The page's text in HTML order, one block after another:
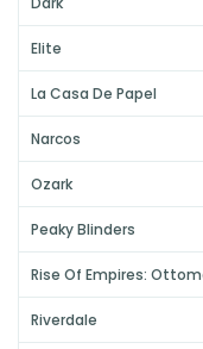
Elite
La Casa De Papel
Narcos
Ozark
Peaky Blinders
Rise Of Empires:
Riverdale